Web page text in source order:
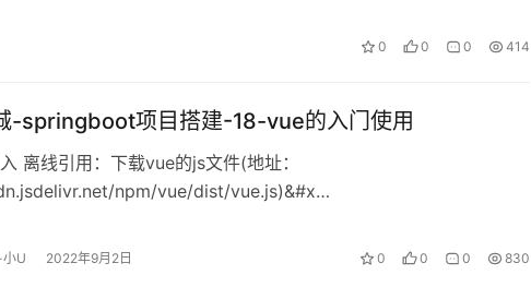
0 0 0 414
-springboot项目搭建-18-vue的入门使用
离线引用：下载vue的js文件(地址：
npm/vue/dist/vue.js)&#x…
U 2022年9月2日 0 0 0 830